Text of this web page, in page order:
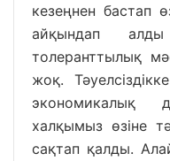
кезеңнен бастап
айқындап
толеранттылық
жоқ.
экономикалық
халқымыз өзіне
сақтап қалды.